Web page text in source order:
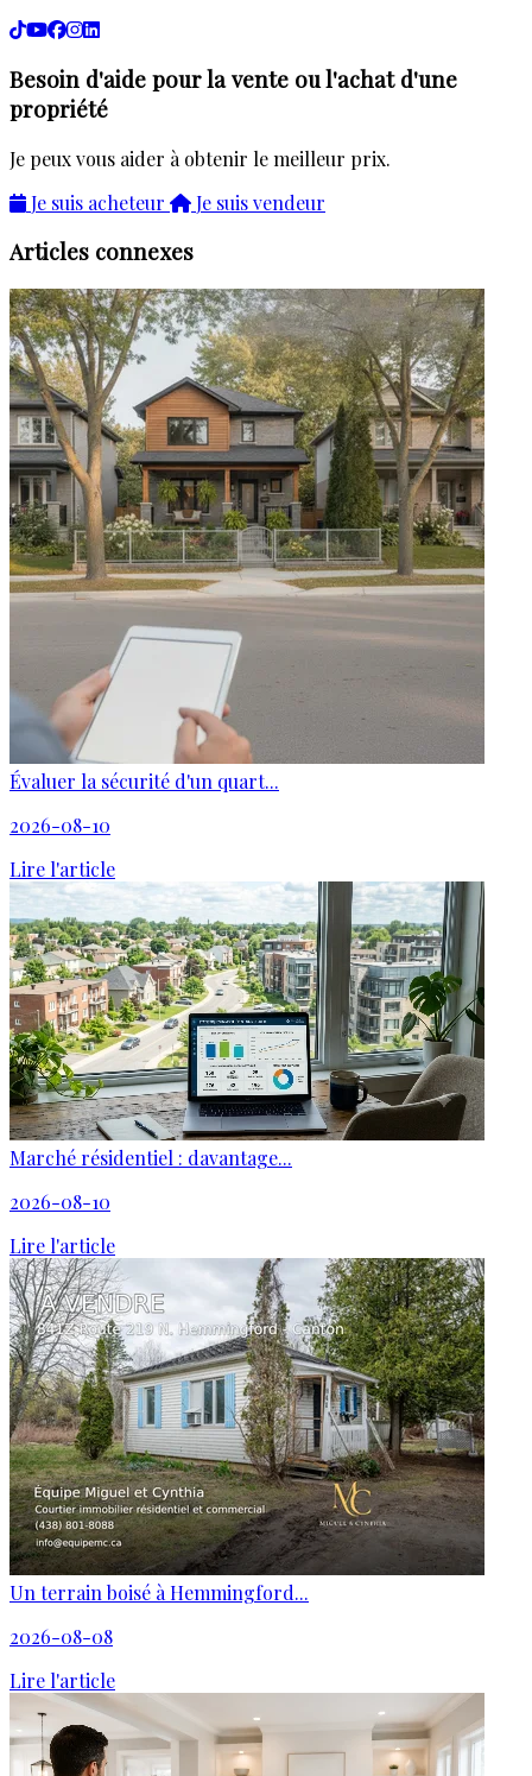
Besoin d'aide pour la vente ou l'achat d'une
propriété
Je peux vous aider à obtenir le meilleur prix.
Je suis acheteur
Je suis vendeur
Articles connexes
Évaluer la sécurité d'un quart...
2026-08-10
Lire l'article
Marché résidentiel : davantage...
2026-08-10
Lire l'article
Un terrain boisé à Hemmingford...
2026-08-08
Lire l'article